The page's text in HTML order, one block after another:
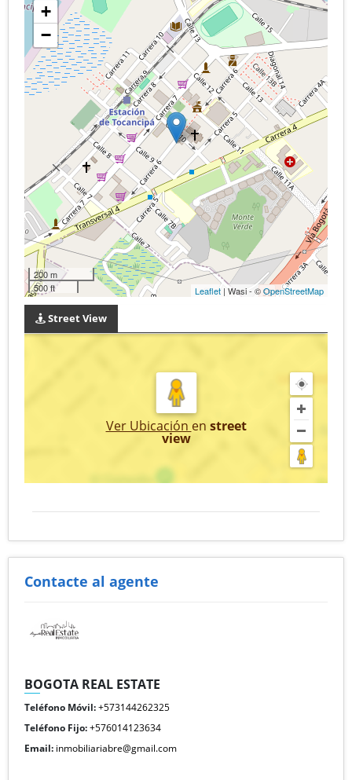
+
−
200 m
500 ft
Leaflet | Wasi - ©OpenStreetMap
Street View
Ver Ubicación en street
view
Contacte al agente
BOGOTA REAL ESTATE
Teléfono Móvil:+573144262325
Teléfono Fijo:+576014123634
Email: inmobiliariabre@gmail.com